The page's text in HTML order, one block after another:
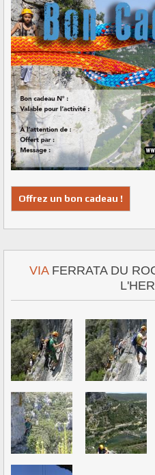
Offrez un bon cadeau !
VIAFERRATA DU